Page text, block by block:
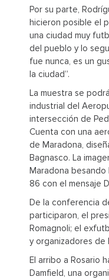
Por su parte,
hicieron posible el
una ciudad muy
del pueblo y lo
fue nunca, es un
la ciudad”.
La muestra se
industrial del
intersección de
Cuenta con una
de Maradona,
Bagnasco. La
Maradona
86 con el mensaje
De la conferencia
participaron, el
Romagnoli; el
y organizadores de
El arribo a Rosario
Damfield, una